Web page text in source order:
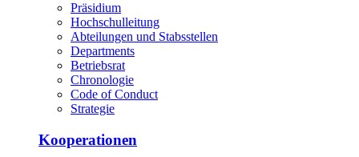
Präsidium
Hochschulleitung
Abteilungen und Stabsstellen
Departments
Betriebsrat
Chronologie
Code of Conduct
Strategie
Kooperationen